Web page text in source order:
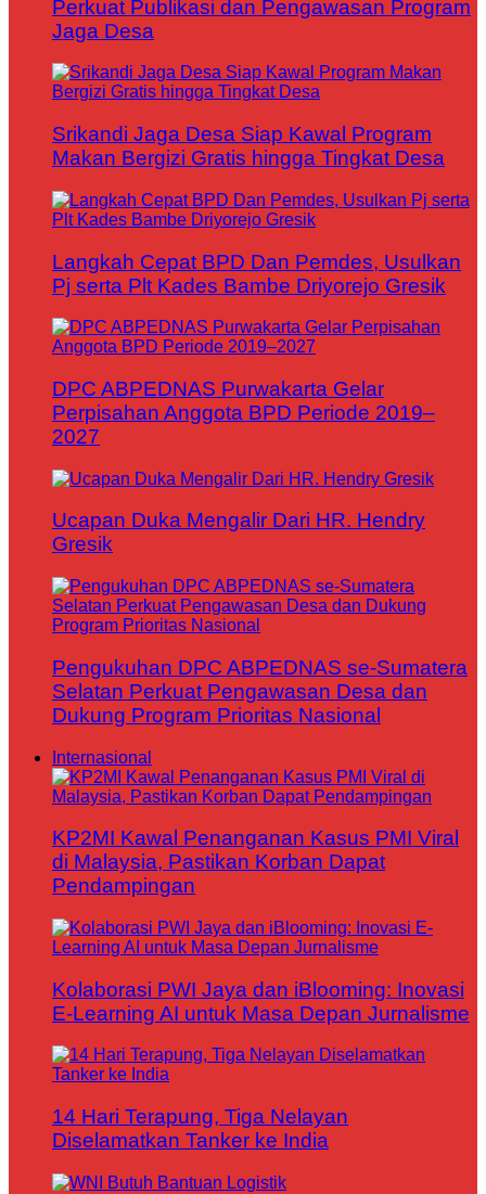
Perkuat Publikasi dan Pengawasan Program
Jaga Desa
Srikandi Jaga Desa Siap Kawal Program
Makan Bergizi Gratis hingga Tingkat Desa
Langkah Cepat BPD Dan Pemdes, Usulkan
Pj serta Plt Kades Bambe Driyorejo Gresik
DPC ABPEDNAS Purwakarta Gelar
Perpisahan Anggota BPD Periode 2019–
2027
Ucapan Duka Mengalir Dari HR. Hendry
Gresik
Pengukuhan DPC ABPEDNAS se-Sumatera
Selatan Perkuat Pengawasan Desa dan
Dukung Program Prioritas Nasional
Internasional
KP2MI Kawal Penanganan Kasus PMI Viral
di Malaysia, Pastikan Korban Dapat
Pendampingan
Kolaborasi PWI Jaya dan iBlooming: Inovasi
E-Learning AI untuk Masa Depan Jurnalisme
14 Hari Terapung, Tiga Nelayan
Diselamatkan Tanker ke India